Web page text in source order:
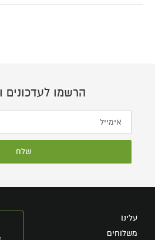
הרשמו לעדכונים
שלח
עלינו
משלוחים